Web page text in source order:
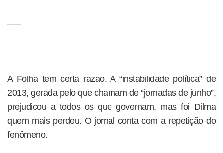
—–
A Folha tem certa razão. A “instabilidade política” de
2013, gerada pelo que chamam de “jornadas de junho”,
prejudicou a todos os que governam, mas foi Dilma
quem mais perdeu. O jornal conta com a repetição do
fenômeno.